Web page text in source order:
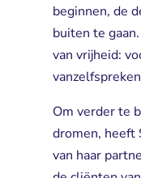
beginnen, de
buiten te
van vrijheid:
Om verder te
dromen, heeft
van haar